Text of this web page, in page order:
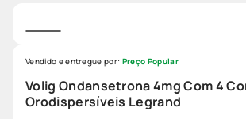
Volig Ondansetrona 4mg Com 4
Orodispersíveis Legrand
Vendido e entregue por: Preço Popular